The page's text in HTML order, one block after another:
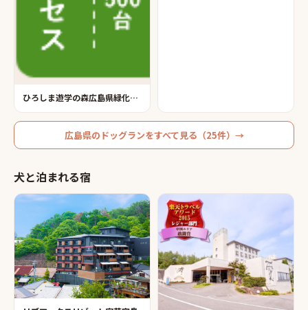
ひろしま遊学の森広島県緑化センターわんこひろば
広島県の ドッグランをすべて見る（25件）→
犬と泊まれる宿